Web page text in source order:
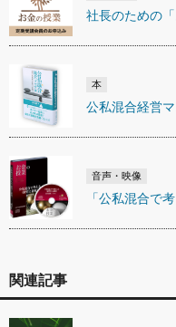
社長のための
本
公私混合経営
音声・映像
「公私混合で
関連記事